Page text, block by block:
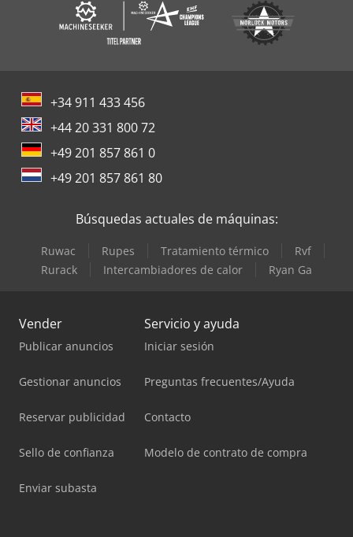
+34 911 433 456
+44 20 331 800 72
+49 201 857 861 0
+49 201 857 861 80
Búsquedas actuales de máquinas:
Ruwac Rupes Tratamiento térmico
Rvf
Rurack
Intercambiadores de calor Ryan Ga
Vender
Publicar anuncios
Gestionar anuncios
Reservar publicidad
Sello de confianza
Enviar subasta
Servicio y ayuda
Iniciar sesión
Preguntas frecuentes/Ayuda
Contacto
Modelo de contrato de compra